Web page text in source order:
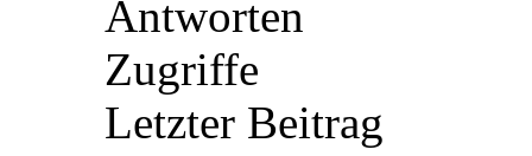
Antworten
Zugriffe
Letzter Beitrag